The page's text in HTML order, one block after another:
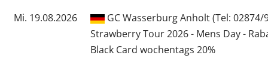
Mi. 19.08.2026
GC Wasserburg Anholt (Tel: 02874/
Strawberry Tour 2026 - Mens Day -
Black Card wochentags 20%